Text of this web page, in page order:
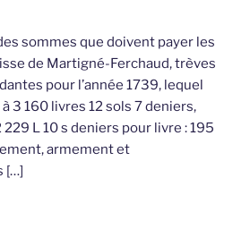
sommes que doivent payer les
de Martigné-Ferchaud, trèves
pour l’année 1739, lequel
3 160 livres 12 sols 7 deniers,
L 10 s deniers pour livre : 195
armement et
[…]